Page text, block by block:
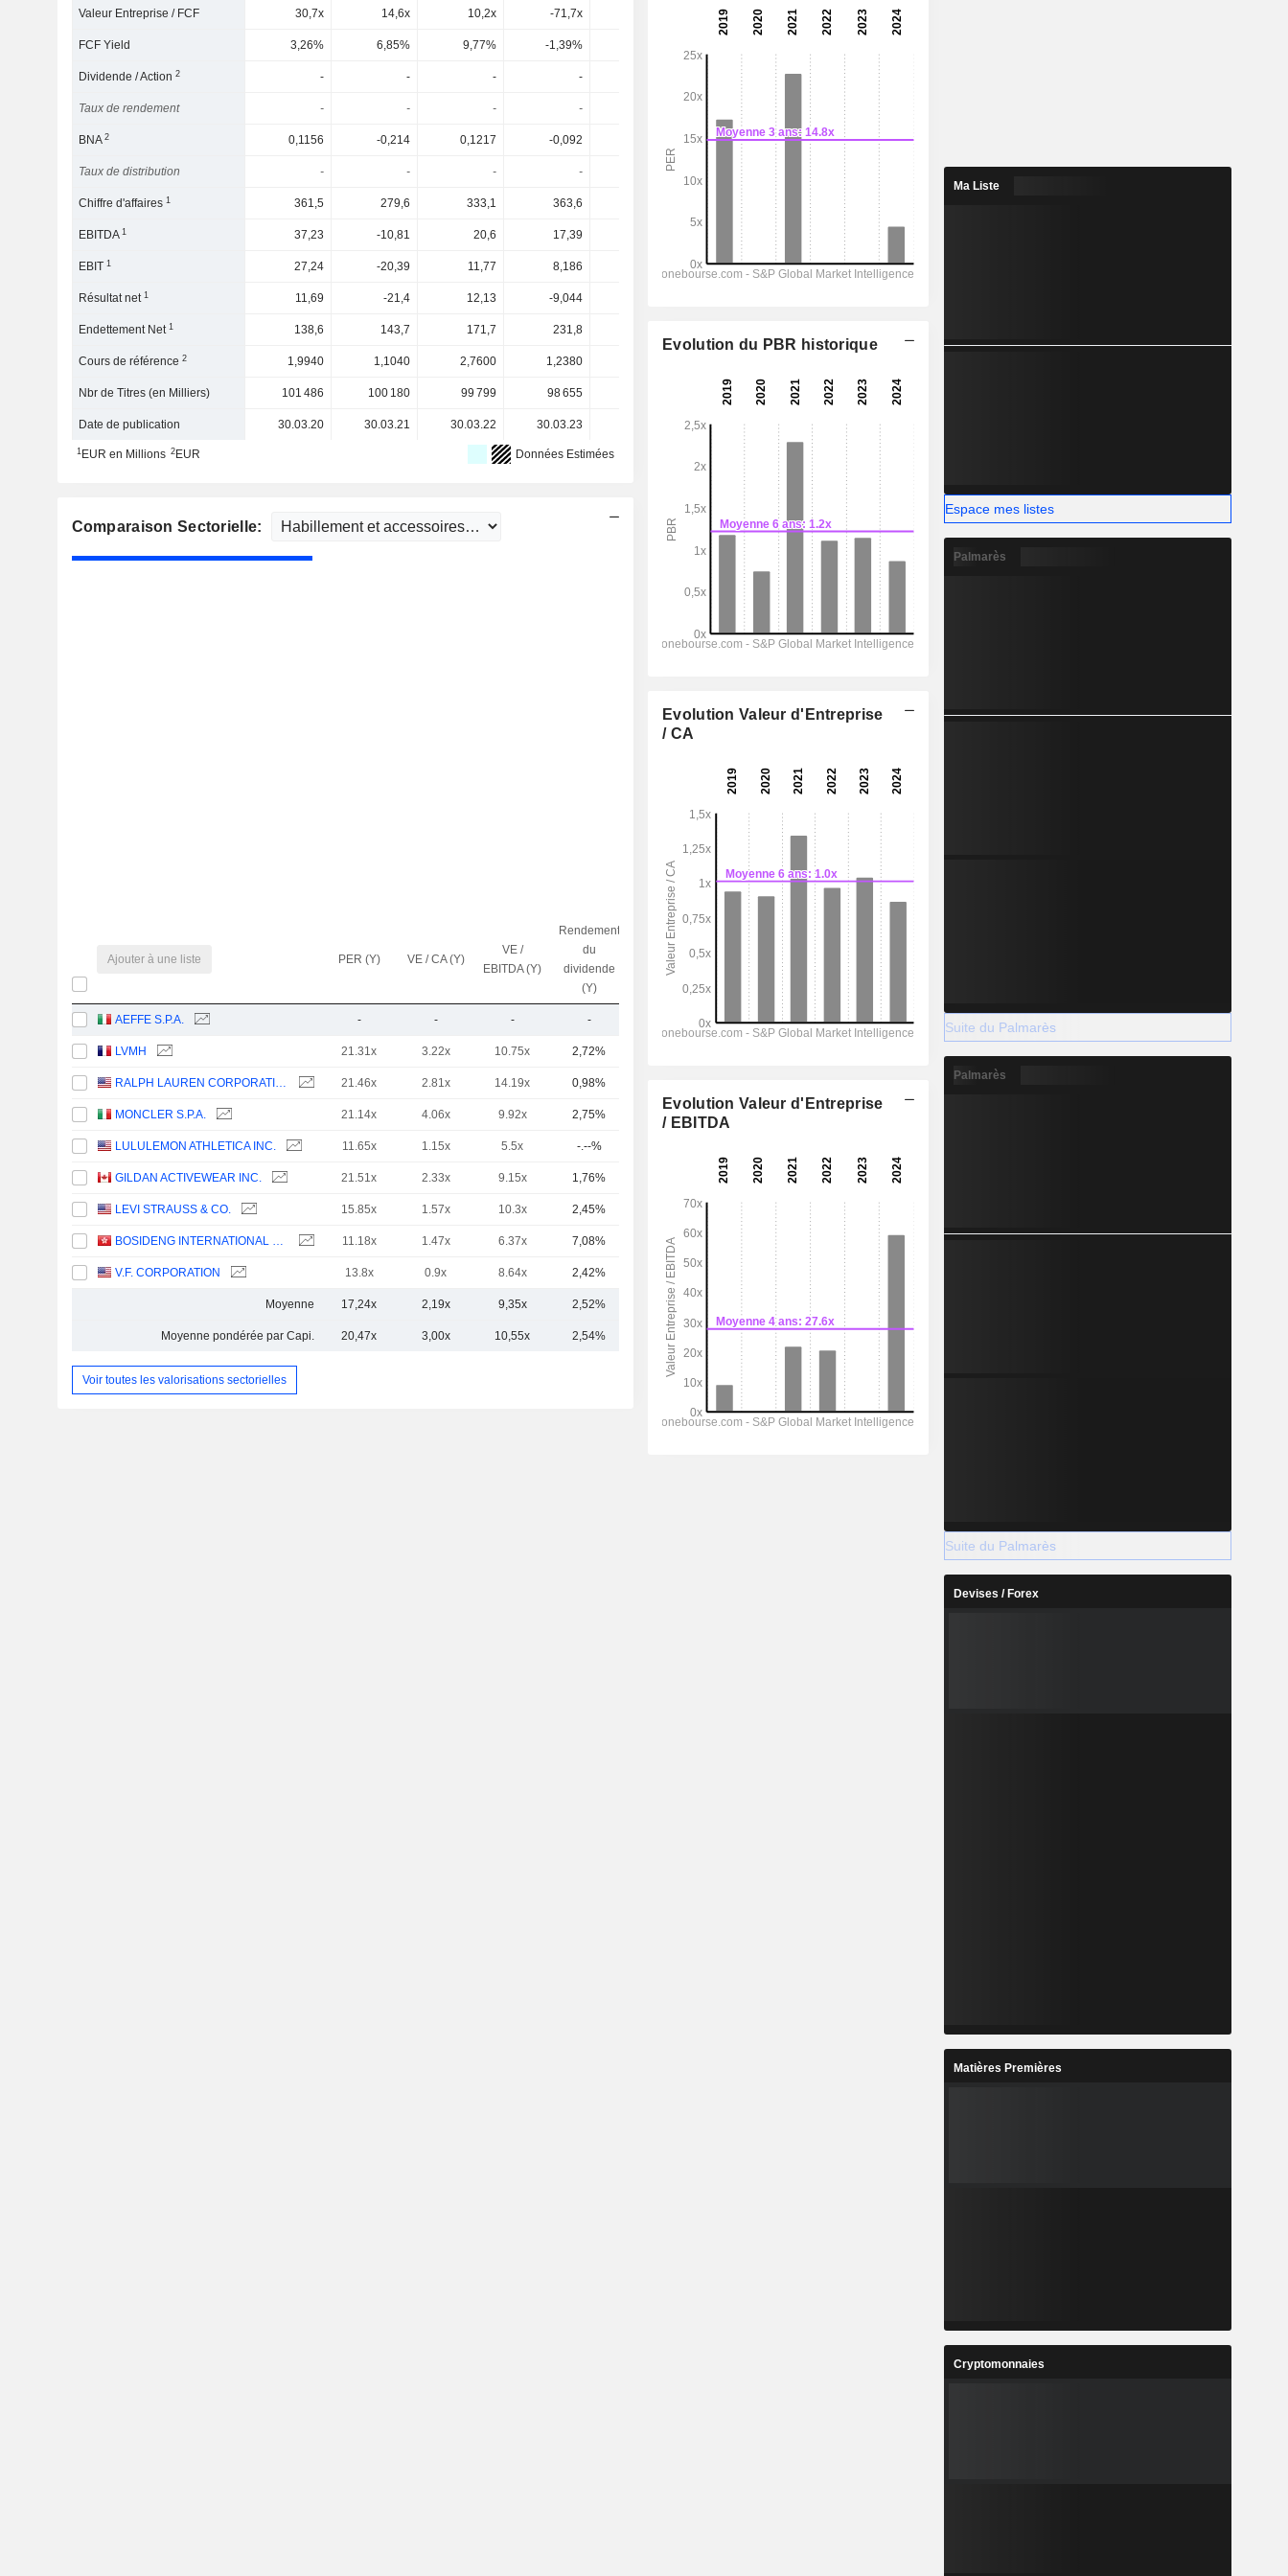
Valeur Entreprise / FCF 30,7x 14,6x 10,2x -71,7x 7,13x
FCF Yield 3,26% 6,85% 9,77% -1,39%
Dividende / Action2 - - - -
Taux de rendement - - - -
BNA2 0,1156 -0,214 0,1217 -0,092 0,196
Taux de distribution - - - - -
Chiffre d'affaires1 361,5 279,6 333,1 363,6 272
EBITDA1 37,23 -10,81 20,6 17,39 4,015
EBIT1 27,24 -20,39 11,77 8,186 -32,21
Résultat net1 11,69 -21,4 12,13 -9,044
Endettement Net1 138,6 143,7 171,7 231,8
Cours de référence2 1,9940 1,1040 2,7600 1,2380
Nbr de Titres (en Milliers) 101 486 100 180 99 799 98 655 98 425
Date de publication 30.03.20 30.03.21 30.03.22 30.03.23 28.03.25
1EUR en Millions 2EUR Données Estimées
Comparaison Sectorielle:
Ajouter à une liste PER (Y) VE / CA (Y)
VE /
EBITDA (Y)
Rendement
du
dividende
(Y)
Capi.($)
AEFFE S.P.A. - - - - 17,41 M
LVMH 21.31x 3.22x 10.75x 2,72%
RALPH LAUREN CORPORATION 21.46x 2.81x 14.19x 0,98%
MONCLER S.P.A. 21.14x 4.06x 9.92x 2,75% 15,93 Md
LULULEMON ATHLETICA INC. 11.65x 1.15x 5.5x -.--%
GILDAN ACTIVEWEAR INC. 21.51x 2.33x 9.15x 1,76%
LEVI STRAUSS & CO. 15.85x 1.57x 10.3x 2,45% 9,39 Md
BOSIDENG INTERNATIONAL HOLDINGS LIMITED 11.18x 1.47x 6.37x 7,08% 7,01 Md
V.F. CORPORATION 13.8x 0.9x 8.64x 2,42% 5,89 Md
Moyenne 17,24x 2,19x 9,35x 2,52% 40,08 Md
Moyenne pondérée par Capi. 20,47x 3,00x 10,55x 2,54%
Voir toutes les valorisations sectorielles
Evolution du PBR historique
Evolution Valeur d'Entreprise
/ CA
Evolution Valeur d'Entreprise
/ EBITDA
Ma Liste
Espace mes listes
Palmarès
Suite du Palmarès
Palmarès
Suite du Palmarès
Devises / Forex
Matières Premières
Cryptomonnaies